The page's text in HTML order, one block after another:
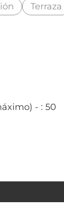
Terraza
- : 50